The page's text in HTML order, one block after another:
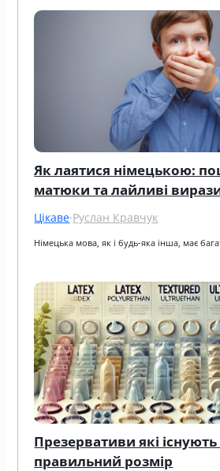
Як лаятися німецькою:
матюки та лайливі
Цікаве·Руслан Кравчук
Німецька мова, як і будь-яка інша, має
Презервативи які
правильний розмір